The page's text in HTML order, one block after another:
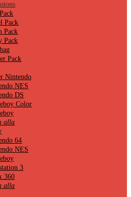
Pack
Pack
Pack
Pack
Nintendo
NES
DS
Color
alla
64
NES
3
360
alla